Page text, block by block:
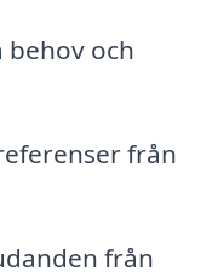
behov och
från
från